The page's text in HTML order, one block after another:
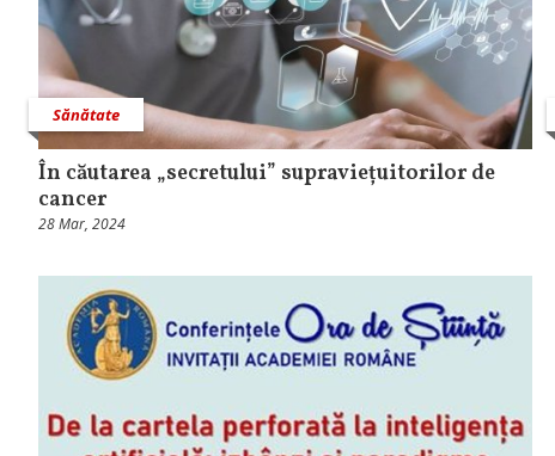
Sănătate
În căutarea „secretului” supraviețuitorilor de
cancer
28 Mar, 2024